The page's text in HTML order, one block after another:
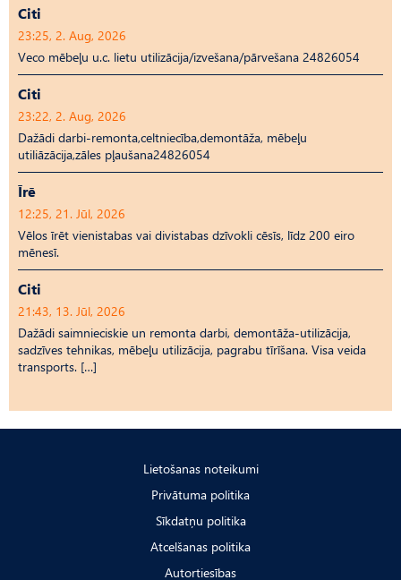
Citi
23:25, 2. Aug, 2026
Veco mēbeļu u.c. lietu utilizācija/izvešana/pārvešana 24826054
Citi
23:22, 2. Aug, 2026
Dažādi darbi-remonta,celtniecība,demontāža, mēbeļu
utiliāzācija,zāles pļaušana24826054
Īrē
12:25, 21. Jūl, 2026
Vēlos īrēt vienistabas vai divistabas dzīvokli cēsīs, līdz 200 eiro
mēnesī.
Citi
21:43, 13. Jūl, 2026
Dažādi saimnieciskie un remonta darbi, demontāža-utilizācija,
sadzīves tehnikas, mēbeļu utilizācija, pagrabu tīrīšana. Visa veida
transports. […]
Lietošanas noteikumi
Privātuma politika
Sīkdatņu politika
Atcelšanas politika
Autortiesības